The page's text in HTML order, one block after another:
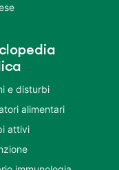
e disturbi
alimentari
attivi